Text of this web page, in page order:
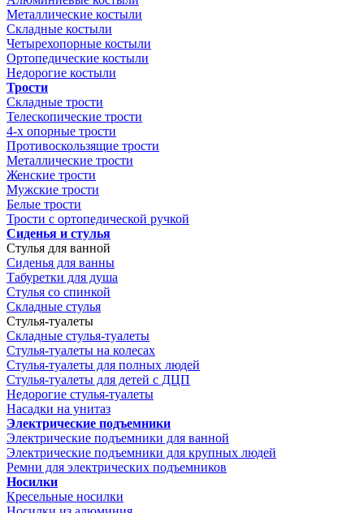
Металлические костыли
Складные костыли
Четырехопорные костыли
Ортопедические костыли
Недорогие костыли
Трости
Складные трости
Телескопические трости
4-х опорные трости
Противоскользящие трости
Металлические трости
Женские трости
Мужские трости
Белые трости
Трости с ортопедической ручкой
Сиденья и стулья
Стулья для ванной
Сиденья для ванны
Табуретки для душа
Стулья со спинкой
Складные стулья
Стулья-туалеты
Складные стулья-туалеты
Стулья-туалеты на колесах
Стулья-туалеты для полных людей
Стулья-туалеты для детей с ДЦП
Недорогие стулья-туалеты
Насадки на унитаз
Электрические подъемники
Электрические подъемники для ванной
Электрические подъемники для крупных людей
Ремни для электрических подъемников
Носилки
Кресельные носилки